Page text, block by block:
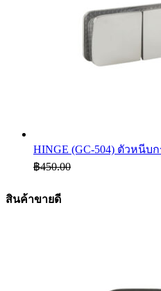
HINGE (GC-504) ตัวหนีบ
฿450.00
สินค้าขายดี